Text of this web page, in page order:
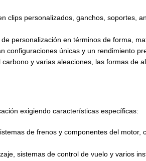
clips personalizados, ganchos, soportes,
personalización en términos de forma,
configuraciones únicas y un rendimiento
y varias aleaciones, las formas de
exigiendo características específicas:
de frenos y componentes del
sistemas de control de vuelo y varios